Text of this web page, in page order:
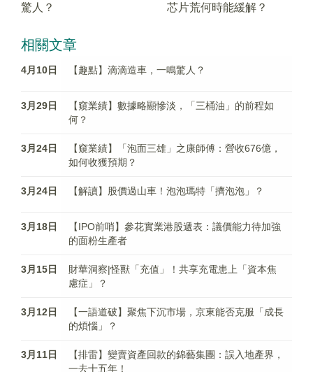
驚人？
芯片荒何時能緩解？
相關文章
4月10日 【趣點】滴滴造車，一鳴驚人？
3月29日
【窺業績】數據略顯慘淡，「三桶油」的前程如
何？
3月24日
【窺業績】「泡面三雄」之康師傅：營收676億，
如何收獲預期？
3月24日 【解讀】股價過山車！泡泡瑪特「擠泡泡」？
3月18日
【IPO前哨】參花實業港股遞表：議價能力待加強
的面粉生產者
3月15日
財華洞察|怪獸「充值」！共享充電患上「資本焦
慮症」？
3月12日
【一語道破】聚焦下沉市場，京東能否克服「成長
的煩惱」？
3月11日
【排雷】變賣資產回款的錦藝集團：誤入地產界，
一去十五年！